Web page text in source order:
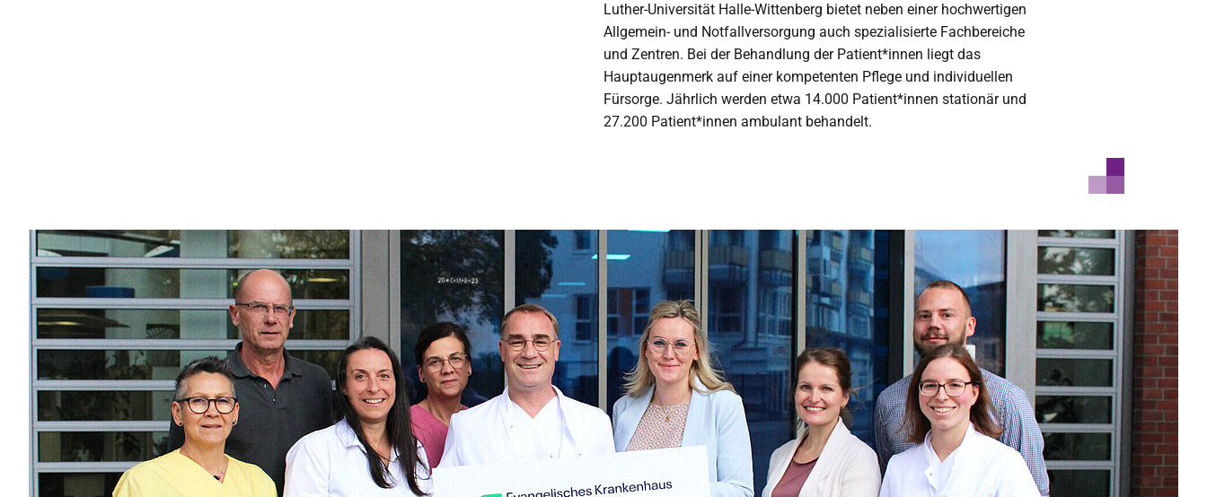
Luther-Universität Halle-Wittenberg bietet neben einer hochwertigen
Allgemein- und Notfallversorgung auch spezialisierte Fachbereiche
und Zentren. Bei der Behandlung der Patient*innen liegt das
Hauptaugenmerk auf einer kompetenten Pflege und individuellen
Fürsorge. Jährlich werden etwa 14.000 Patient*innen stationär und
27.200 Patient*innen ambulant behandelt.